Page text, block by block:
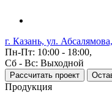
г. Казань, ул.
Пн-Пт: 10:00 - 18:00,
Сб - Вс: Выходной
Рассчитать проект
Продукция